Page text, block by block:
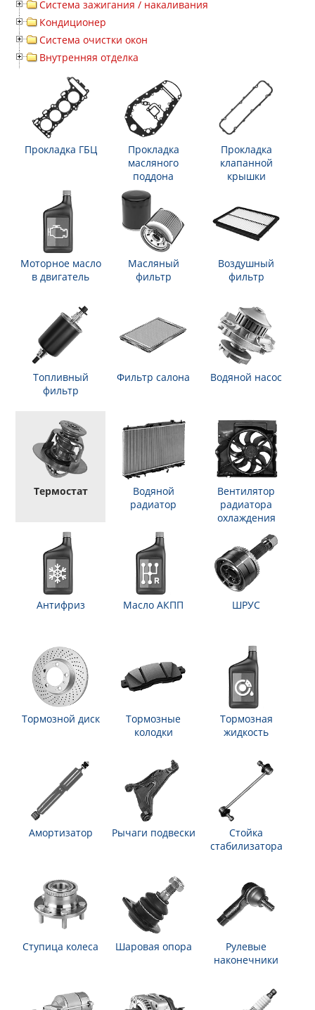
Система зажигания / накаливания
Кондиционер
Система очистки окон
Внутренняя отделка
Прокладка ГБЦ
Прокладка
масляного
поддона
Прокладка
клапанной
крышки
Моторное масло
в двигатель
Масляный
фильтр
Воздушный
фильтр
Топливный
фильтр
Фильтр салона Водяной насос
Термостат
Водяной
радиатор
Вентилятор
радиатора
охлаждения
Антифриз Масло АКПП ШРУС
Тормозной диск
Тормозные
колодки
Тормозная
жидкость
Амортизатор Рычаги подвески
Стойка
стабилизатора
Ступица колеса Шаровая опора
Рулевые
наконечники